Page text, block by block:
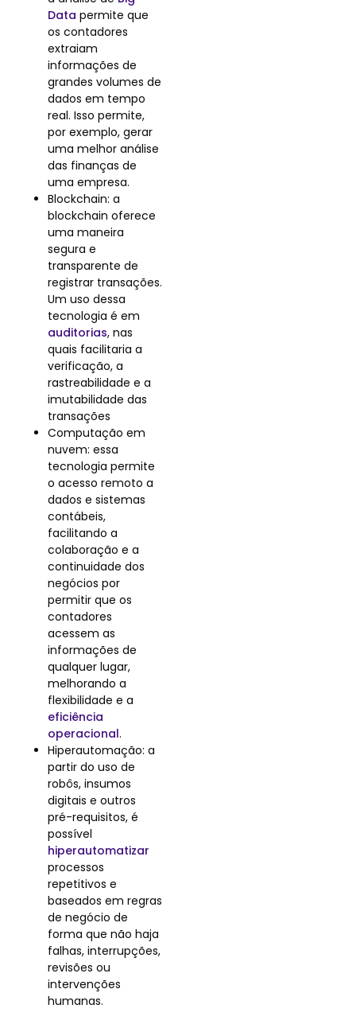
Data permite que
os contadores
extraiam
informações de
grandes volumes de
dados em tempo
real. Isso permite,
por exemplo, gerar
uma melhor análise
das finanças de
uma empresa.
Blockchain: a
blockchain oferece
uma maneira
segura e
transparente de
registrar transações.
Um uso dessa
tecnologia é em
auditorias, nas
quais facilitaria a
verificação, a
rastreabilidade e a
imutabilidade das
transações
Computação em
nuvem: essa
tecnologia permite
o acesso remoto a
dados e sistemas
contábeis,
facilitando a
colaboração e a
continuidade dos
negócios por
permitir que os
contadores
acessem as
informações de
qualquer lugar,
melhorando a
flexibilidade e a
eficiência
operacional.
Hiperautomação: a
partir do uso de
robôs, insumos
digitais e outros
pré-requisitos, é
possível
hiperautomatizar
processos
repetitivos e
baseados em regras
de negócio de
forma que não haja
falhas, interrupções,
revisões ou
intervenções
humanas.